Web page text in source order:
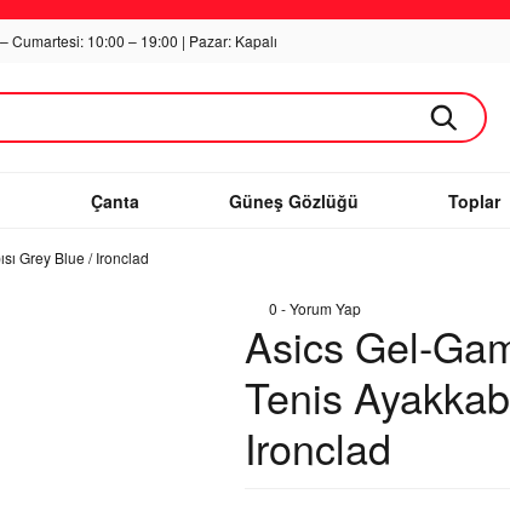
Cumartesi: 10:00 – 19:00 | Pazar: Kapalı
Çanta Güneş Gözlüğü Toplar
Grey Blue / Ironclad
0 - Yorum Yap
Asics Gel-
Tenis
Ironclad